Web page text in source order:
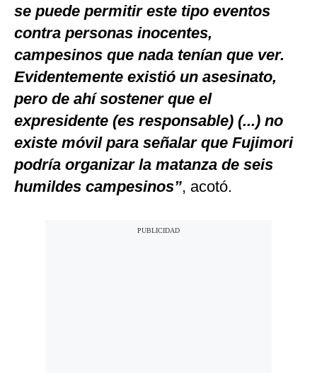
se puede permitir este tipo eventos
contra personas inocentes,
campesinos que nada tenían que ver.
Evidentemente existió un asesinato,
pero de ahí sostener que el
expresidente (es responsable) (...) no
existe móvil para señalar que Fujimori
podría organizar la matanza de seis
humildes campesinos”, acotó.